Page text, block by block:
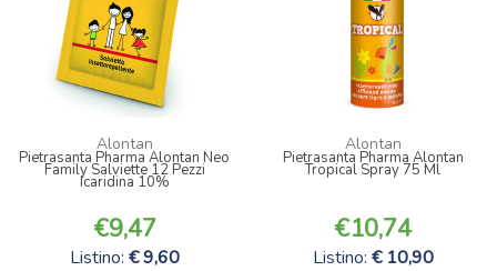
Alontan
Pietrasanta Pharma Alontan Neo
Family Salviette 12 Pezzi
Icaridina 10%
9,47
Listino: 9,60
Alontan
Pietrasanta Pharma Alontan
Tropical Spray 75 Ml
10,74
Listino: 10,90